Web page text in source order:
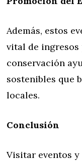
Además, estos
vital de ingresos
conservación
sostenibles que
locales.
Conclusión
Visitar eventos